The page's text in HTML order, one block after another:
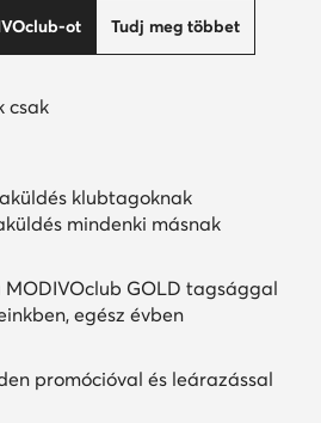
ot Tudj meg többet
csak
klubtagoknak
mindenki másnak
MODIVOclub GOLD tagsággal
egész évben
promócióval és leárazással